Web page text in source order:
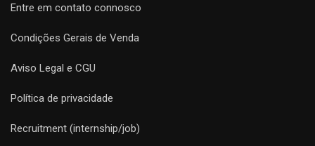
Entre em contato connosco
Condições Gerais de Venda
Aviso Legal e CGU
Política de privacidade
Recruitment (internship/job)